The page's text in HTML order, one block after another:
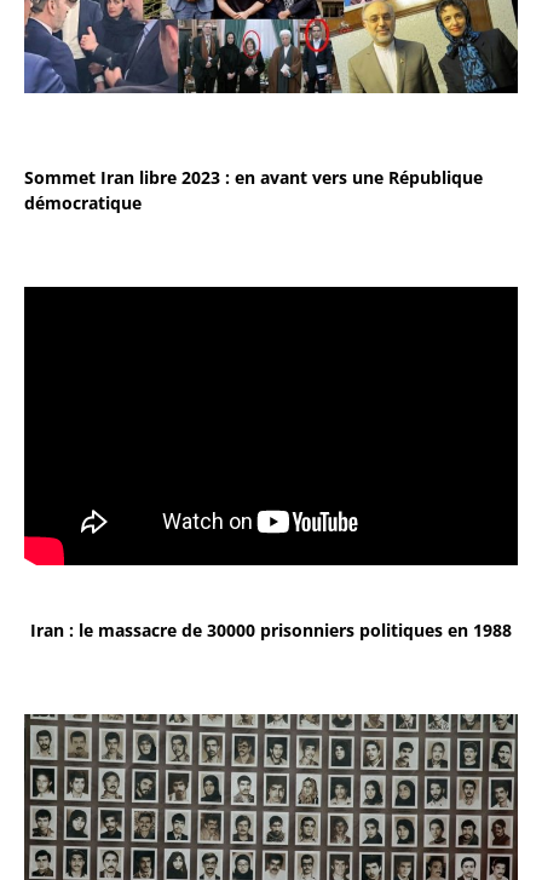
Sommet Iran libre 2023 : en avant vers une République
démocratique
Iran : le massacre de 30000 prisonniers politiques en 1988